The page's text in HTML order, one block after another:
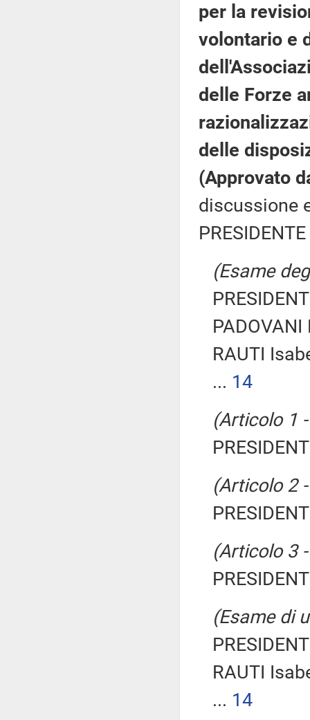
per la
volontario e
delle Forze
delle
(Approvato
discussione
(Esame
RAUTI
... 14
(Articolo 1
(Articolo 2
(Articolo 3
(Esame di
RAUTI
... 14